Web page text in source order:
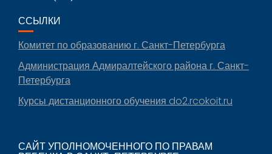
ССЫЛКИ
Комитет по образованию г. Санкт-Петербурга
Администрация Адмиралтейского района г. Санкт-
Петербурга
Курсы дистанционного обучения do2.rcokoit.ru
САЙТ УПОЛНОМОЧЕННОГО ПО ПРАВАМ